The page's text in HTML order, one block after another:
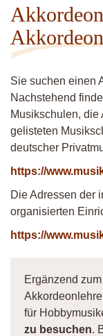
Sie suchen einen
Nachstehend
Musikschulen, die
gelisteten
deutscher
https://
Die Adressen der
organisierten
https://
Ergänzend
für
zu besuchen.